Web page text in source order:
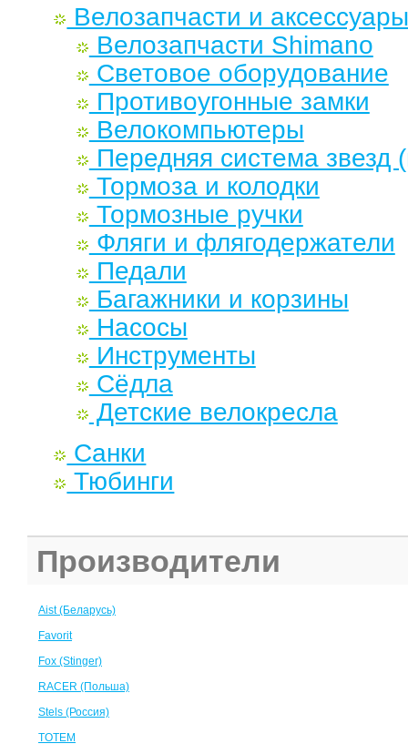
Велозапчасти и
Велозапчасти Shimano
Световое оборудование
Противоугонные замки
Велокомпьютеры
Передняя система звезд
Тормоза и колодки
Тормозные ручки
Фляги и флягодержатели
Педали
Багажники и корзины
Насосы
Инструменты
Сёдла
Детские велокресла
Санки
Тюбинги
Производители
Aist (Беларусь)
Favorit
Fox (Stinger)
RACER (Польша)
Stels (Россия)
TOTEM